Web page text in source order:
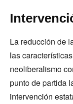
La reducción de
las
neoliberalismo
punto de partida
intervención